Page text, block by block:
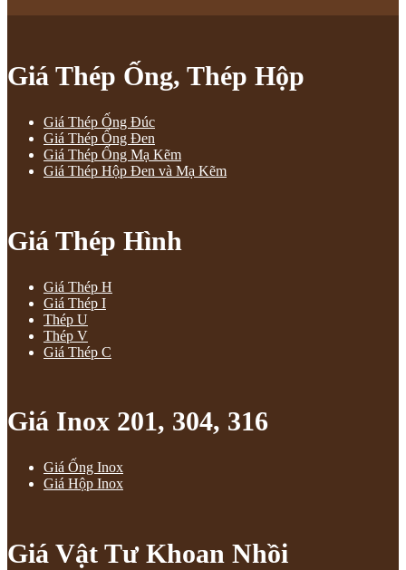
Giá Thép Ống, Thép Hộp
Giá Thép Ống Đúc
Giá Thép Ống Đen
Giá Thép Ống Mạ Kẽm
Giá Thép Hộp Đen và Mạ Kẽm
Giá Thép Hình
Giá Thép H
Giá Thép I
Thép U
Thép V
Giá Thép C
Giá Inox 201, 304, 316
Giá Ống Inox
Giá Hộp Inox
Giá Vật Tư Khoan Nhồi